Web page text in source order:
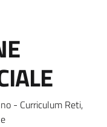
- Curriculum Reti,